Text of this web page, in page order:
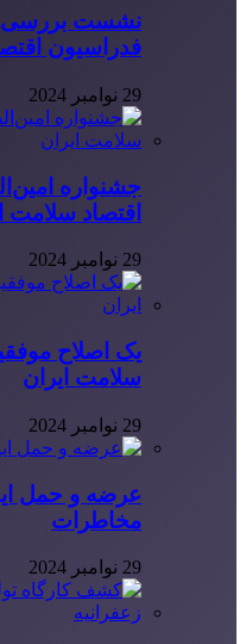
نشست بررسی
فدراسیون
29 نوامبر 2024
اقتصاد سلامت
29 نوامبر 2024
یک اصلاح
سلامت ایران
29 نوامبر 2024
عرضه و حمل
مخاطرات
29 نوامبر 2024